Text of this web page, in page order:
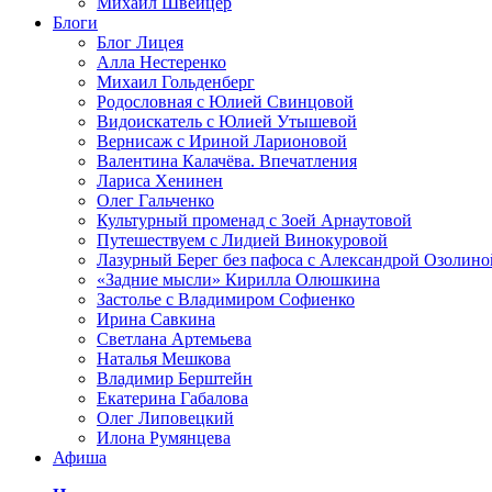
Блоги
Блог Лицея
Алла Нестеренко
Михаил Гольденберг
Родословная с Юлией Свинцовой
Видоискатель с Юлией Утышевой
Вернисаж с Ириной Ларионовой
Валентина Калачёва. Впечатления
Лариса Хенинен
Олег Гальченко
Культурный променад с Зоей Арнаутовой
Путешествуем с Лидией Винокуровой
Лазурный Берег без пафоса с Александрой
«Задние мысли» Кирилла Олюшкина
Застолье с Владимиром Софиенко
Ирина Савкина
Светлана Артемьева
Наталья Мешкова
Владимир Берштейн
Екатерина Габалова
Олег Липовецкий
Илона Румянцева
Афиша